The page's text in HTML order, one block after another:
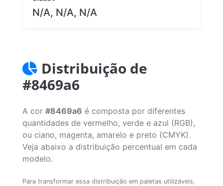
N/A, N/A, N/A
Distribuição de
#8469a6
A cor #8469a6 é composta por diferentes
quantidades de vermelho, verde e azul (RGB),
ou ciano, magenta, amarelo e preto (CMYK).
Veja abaixo a distribuição percentual em cada
modelo.
Para transformar essa distribuição em paletas utilizáveis,